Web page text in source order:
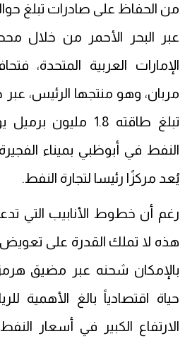
عبر البحر الأحمر من خلال
الإمارات العربية المتحدة،
مربان، وهو منتجها الرئيس،
تبلغ طاقته 1.8
النفط في أبوظبي بميناء
يُعد مركزًا رئيسا لتجارة النفط.
رغم أن خطوط الأنابيب التي
هذه لا تملك القدرة على
بالإمكان شحنه عبر مضيق
حياة اقتصادياً بالغ الأهمية
الارتفاع الكبير في أسعار